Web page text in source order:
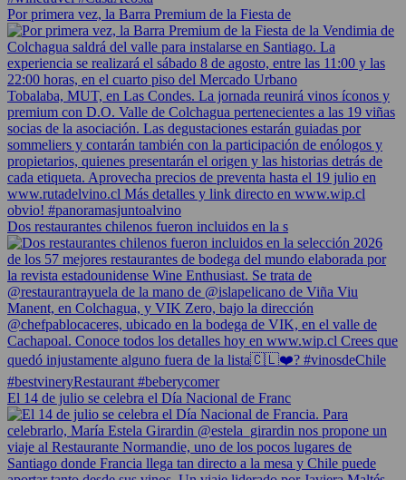
Por primera vez, la Barra Premium de la Fiesta de
Dos restaurantes chilenos fueron incluidos en la s
El 14 de julio se celebra el Día Nacional de Franc